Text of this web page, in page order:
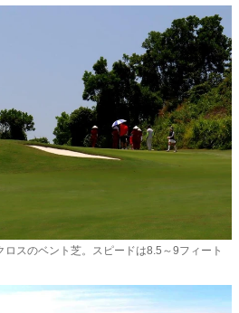
スのベント芝。スピードは8.5～9フィート